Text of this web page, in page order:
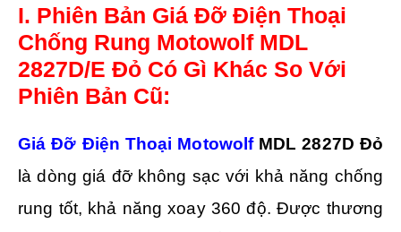
I. Phiên Bản Giá Đỡ Điện Thoại
Chống Rung Motowolf MDL
2827D/E Đỏ Có Gì Khác So Với
Phiên Bản Cũ:
Giá Đỡ Điện Thoại Motowolf MDL 2827D Đỏ
là dòng giá đỡ không sạc với khả năng chống
rung tốt, khả năng xoay 360 độ. Được thương